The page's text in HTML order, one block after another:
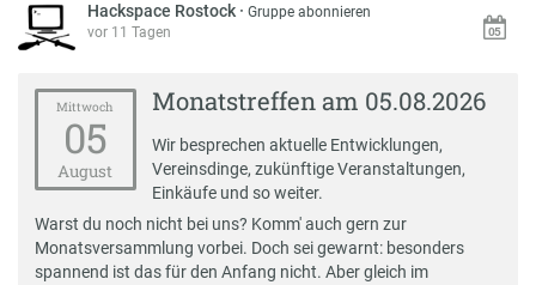
Hackspace Rostock ·Gruppe abonnieren
vor 11 Tagen
Mittwoch
05
August
Monatstreffen am 05.08.2026
Wir besprechen aktuelle Entwicklungen,
Vereinsdinge, zukünftige Veranstaltungen,
Einkäufe und so weiter.
Warst du noch nicht bei uns? Komm' auch gern zur
Monatsversammlung vorbei. Doch sei gewarnt: besonders
spannend ist das für den Anfang nicht. Aber gleich im